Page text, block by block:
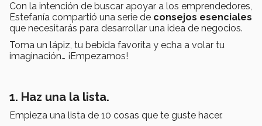
Con la intención de buscar apoyar a los emprendedores,
Estefanía compartió una serie de consejos esenciales
que necesitarás para desarrollar una idea de negocios.
Toma un lápiz, tu bebida favorita y echa a volar tu
imaginación… ¡Empezamos!
1. Haz una la lista.
Empieza una lista de 10 cosas que te guste hacer.